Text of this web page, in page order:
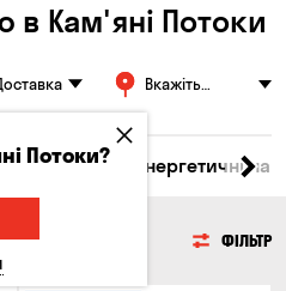
в Кам'яні Потоки
Вкажіть
Ром Вода Енергетичні
ФІЛЬТР
Потоки?